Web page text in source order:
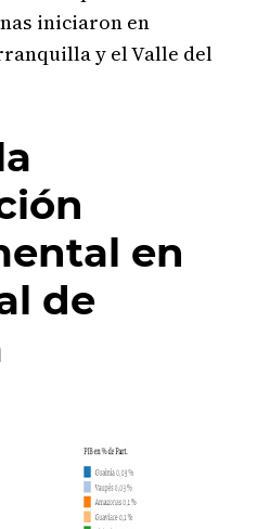
iniciaron en
y el Valle del
en
de